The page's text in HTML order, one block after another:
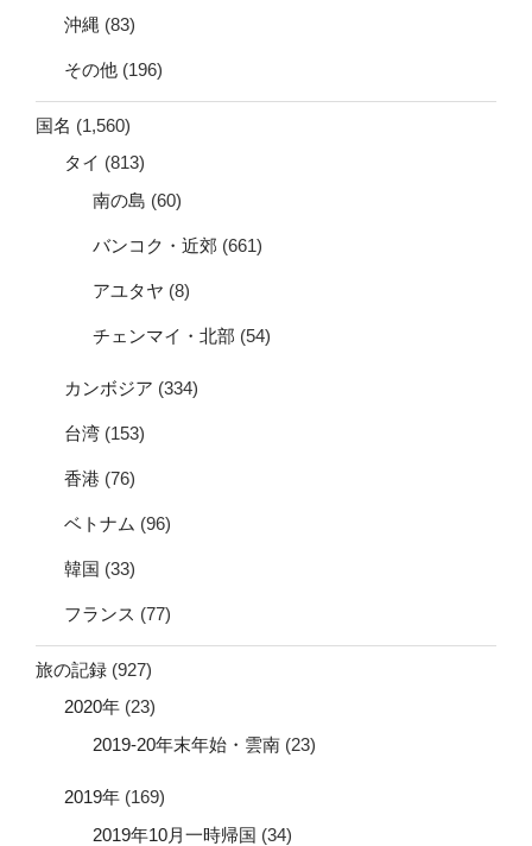
沖縄 (83)
その他 (196)
国名 (1,560)
タイ (813)
南の島 (60)
バンコク・近郊 (661)
アユタヤ (8)
チェンマイ・北部 (54)
カンボジア (334)
台湾 (153)
香港 (76)
ベトナム (96)
韓国 (33)
フランス (77)
旅の記録 (927)
2020年 (23)
2019-20年末年始・雲南 (23)
2019年 (169)
2019年10月一時帰国 (34)